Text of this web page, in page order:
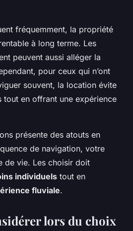
fréquemment, la propriété
à long terme. Les
peuvent aussi alléger la
pour ceux qui n’ont
souvent, la location évite
tout en offrant une expérience
présente des atouts en
de navigation, votre
de vie. Les choisir doit
individuels tout en
fluviale.
lors du choix